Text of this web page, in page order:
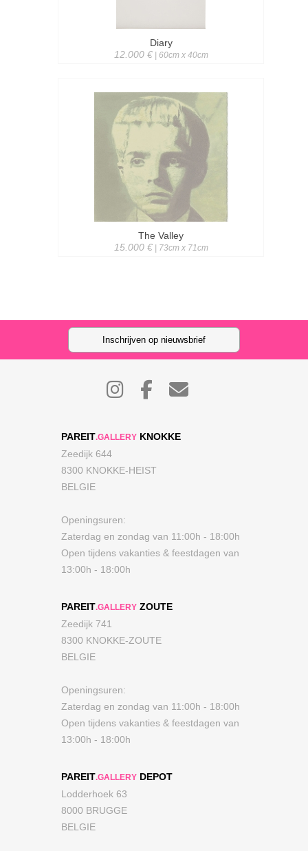
Diary
12.000 €| 60cm x 40cm
The Valley
15.000 €| 73cm x 71cm
Inschrijven op nieuwsbrief
PAREIT.GALLERY KNOKKE
Zeedijk 644
8300 KNOKKE-HEIST
BELGIE
Openingsuren:
Zaterdag en zondag van 11:00h - 18:00h
Open tijdens vakanties & feestdagen van
13:00h - 18:00h
PAREIT.GALLERY ZOUTE
Zeedijk 741
8300 KNOKKE-ZOUTE
BELGIE
Openingsuren:
Zaterdag en zondag van 11:00h - 18:00h
Open tijdens vakanties & feestdagen van
13:00h - 18:00h
PAREIT.GALLERY DEPOT
Lodderhoek 63
8000 BRUGGE
BELGIE